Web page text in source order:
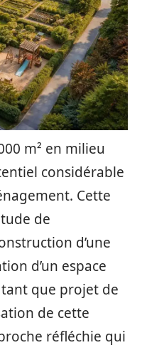
m² en milieu
considérable
Cette
de
d’une
d’un espace
que projet de
de cette
réfléchie qui